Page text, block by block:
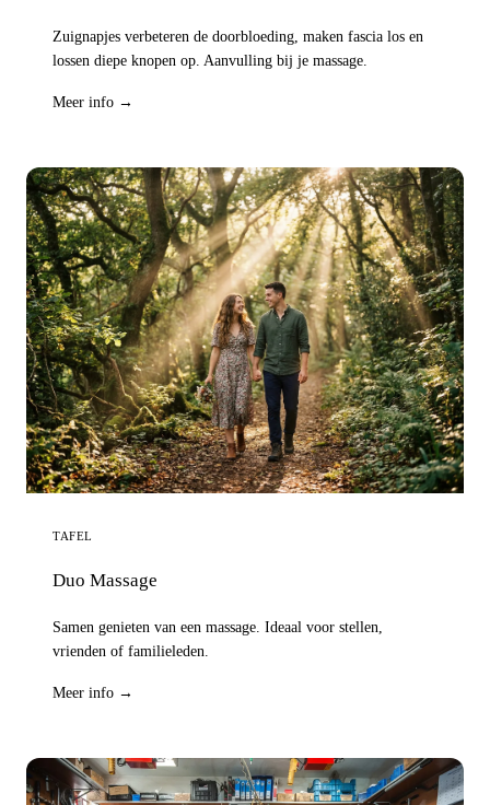
Zuignapjes verbeteren de doorbloeding, maken fascia los en
lossen diepe knopen op. Aanvulling bij je massage.
Meer info →
TAFEL
Duo Massage
Samen genieten van een massage. Ideaal voor stellen,
vrienden of familieleden.
Meer info →